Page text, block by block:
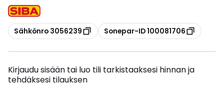
Kopioi
Sähkönro 3056239 Kopioi
Sonepar-ID 100081706
Kirjaudu sisään tai luo tili tarkistaaksesi hinnan ja
tehdäksesi tilauksen